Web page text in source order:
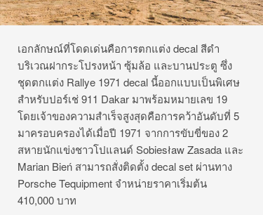
เอกลักษณ์ที่โดดเด่นคือการตกแต่ง decal สีดำ
บริเวณฝากระโปรงหน้า ซุ้มล้อ และบานประตู ซึ่ง
ชุดตกแต่ง Rallye 1971 decal นี้ออกแบบเป็นพิเศษ
สำหรับปอร์เช่ 911 Dakar มาพร้อมหมายเลข 19
โดยเจ้าของความสำเร็จสูงสุดคือการคว้าอันดับที่ 5
มาครอบครองได้เมื่อปี 1971 จากการขับขี่ของ 2
สหายนักแข่งชาวโปแลนด์ Sobiesław Zasada และ
Marian Bień สามารถสั่งติดตั้ง decal set ผ่านทาง
Porsche Tequipment จำหน่ายราคาเริ่มต้น
410,000 บาท